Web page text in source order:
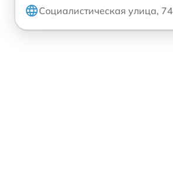
Социалистическая улица, 74